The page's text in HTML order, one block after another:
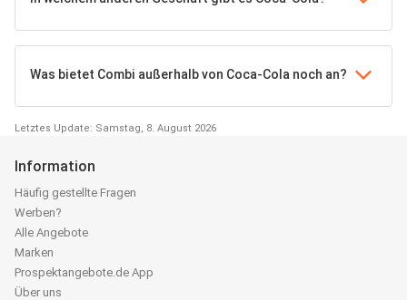
Was bietet Combi außerhalb von Coca-Cola noch an?
Letztes Update: Samstag, 8. August 2026
Information
Häufig gestellte Fragen
Werben?
Alle Angebote
Marken
Prospektangebote.de App
Über uns